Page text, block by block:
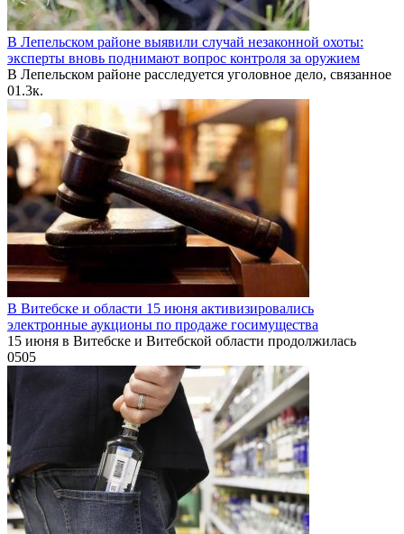
В Лепельском районе выявили случай незаконной охоты:
эксперты вновь поднимают вопрос контроля за оружием
В Лепельском районе расследуется уголовное дело, связанное
01.3к.
В Витебске и области 15 июня активизировались
электронные аукционы по продаже госимущества
15 июня в Витебске и Витебской области продолжилась
0505